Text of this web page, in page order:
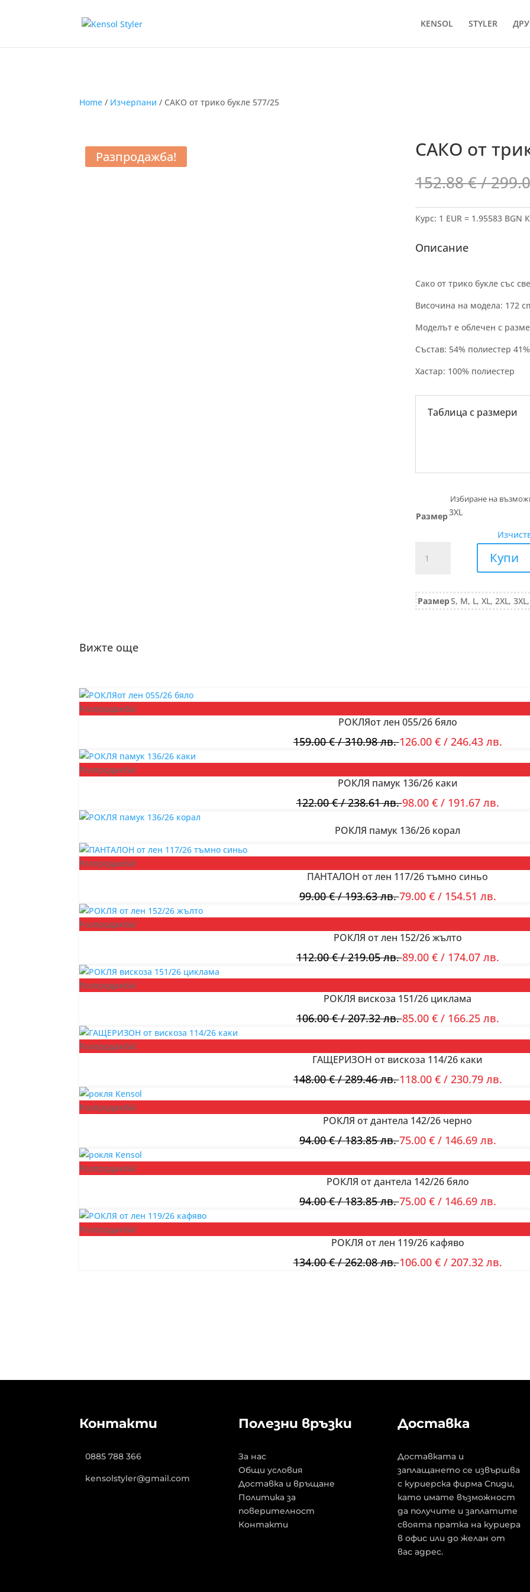
KENSOL STYLER
Home / Изчерпани / САКО от трико букле 577/25
Разпродажба! САКО от
152.88€/
Курс: 1 EUR = 1.95583 BGN
Описание
Сако от трико букле със
Височина на модела: 172
Моделът е облечен с
Състав: 54% полиестер
Хастар: 100% полиестер
Таблица с размери
Размер3XL
трико
Купи
РазмерS, M, L, XL, 2XL,
Вижте още
Разпродажба!
РОКЛЯот лен 055/26 бяло
159.00€/ 310.98 лв.126.00 €/ 246.43 лв.
Разпродажба!
РОКЛЯ памук 136/26 каки
122.00€/ 238.61 лв.98.00 €/ 191.67 лв.
РОКЛЯ памук 136/26 корал
Разпродажба!
ПАНТАЛОН от лен 117/26 тъмно синьо
99.00€/ 193.63 лв.79.00 €/ 154.51 лв.
Разпродажба!
РОКЛЯ от лен 152/26 жълто
112.00€/ 219.05 лв.89.00 €/ 174.07 лв.
Разпродажба!
РОКЛЯ вискоза 151/26 циклама
106.00€/ 207.32 лв.85.00 €/ 166.25 лв.
Разпродажба!
ГАЩЕРИЗОН от вискоза 114/26 каки
148.00€/ 289.46 лв.118.00 €/ 230.79 лв.
Разпродажба!
РОКЛЯ от дантела 142/26 черно
94.00€/ 183.85 лв.75.00 €/ 146.69 лв.
Разпродажба!
РОКЛЯ от дантела 142/26 бяло
94.00€/ 183.85 лв.75.00 €/ 146.69 лв.
Разпродажба!
РОКЛЯ от лен 119/26 кафяво
134.00€/ 262.08 лв.106.00 €/ 207.32 лв.
Контакти
0885 788 366
kensolstyler@gmail.com
Полезни връзки
За нас
Общи условия
Доставка и връщане
Политика за
поверителност
Контакти
Доставка
Доставката и
заплащането се извършва
с куриерска фирма Спиди,
като имате възможност
да получите и заплатите
своята пратка на куриера
в офис или до желан от
вас адрес.